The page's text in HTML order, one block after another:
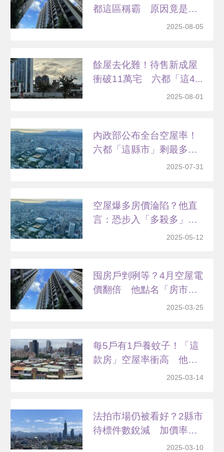
都這區稱霸 原因竟是
2025-08-05
餘屋去化難！待售新成屋
衝破11萬宅 六都「這4...
2025-08-01
內政部公布全台空屋率！
六都「這縣市」剩最多
2025-07-31
空屋爆多房價淪陷？他直
言：恐步入「多殺多」慘
2025-05-12
囤房戶剉咧等？4月空屋電
價翻倍 他點名「房市
2025-03-25
每5戶有1戶養蚊子！「這
款房」空屋率衝高 他
2025-03-14
法拍市場仍被看好？2縣市
待標件數銳減 加價率
2025-03-10